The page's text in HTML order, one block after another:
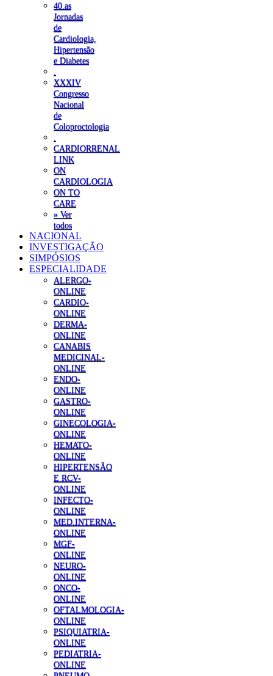
40.as
Jornadas
de
Cardiologia,
Hipertensão
e Diabetes
XXXIV
Congresso
Nacional
de
Coloproctologia
CARDIORRENAL
LINK
ON
CARDIOLOGIA
ON TO
CARE
» Ver
todos
NACIONAL
INVESTIGAÇÃO
SIMPÓSIOS
ESPECIALIDADE
ALERGO-
ONLINE
CARDIO-
ONLINE
DERMA-
ONLINE
CANABIS
MEDICINAL-
ONLINE
ENDO-
ONLINE
GASTRO-
ONLINE
GINECOLOGIA-
ONLINE
HEMATO-
ONLINE
HIPERTENSÃO
E RCV-
ONLINE
INFECTO-
ONLINE
MED.INTERNA-
ONLINE
MGF-
ONLINE
NEURO-
ONLINE
ONCO-
ONLINE
OFTALMOLOGIA-
ONLINE
PSIQUIATRIA-
ONLINE
PEDIATRIA-
ONLINE